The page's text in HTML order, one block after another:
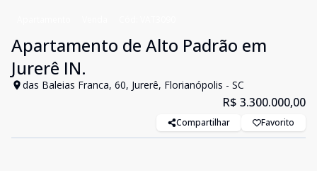
Apartamento de Alto Padrão em
Jurerê IN.
das Baleias Franca, 60, Jurerê, Florianópolis - SC
R$ 3.300.000,00
Compartilhar Favorito